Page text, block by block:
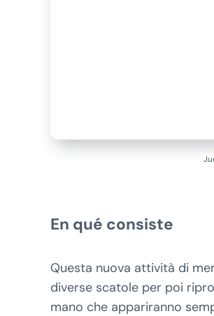
En qué consiste
Questa nuova attività di
diverse scatole per poi
mano che appariranno